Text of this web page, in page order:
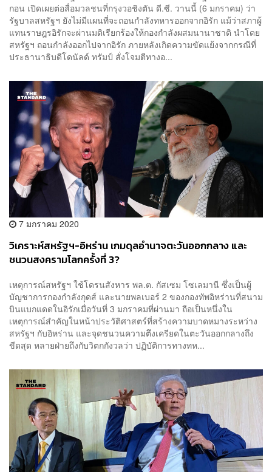
กอน เปิดเผยต่อสื่อมวลชนที่กรุงวอชิงตัน ดี.ซี. วานนี้ (6 มกราคม) ว่า
รัฐบาลสหรัฐฯ ยังไม่มีแผนที่จะถอนกำลังทหารออกจากอิรัก แม้ว่าสภาผู้
แทนราษฎรอิรักจะผ่านมติเรียกร้องให้กองกำลังผสมนานาชาติ นำโดย
สหรัฐฯ ถอนกำลังออกไปจากอิรัก ภายหลังเกิดความขัดแย้งจากกรณีที่
ประธานาธิบดีโดนัลด์ ทรัมป์ สั่งโจมตีทางอ...
7 มกราคม 2020
วิเคราะห์สหรัฐฯ-อิหร่าน เกมดุลอำนาจตะวันออกกลาง และ
ชนวนสงครามโลกครั้งที่ 3?
เหตุการณ์สหรัฐฯ ใช้โดรนสังหาร พล.ต. กัสเซม โซเลมานี ซึ่งเป็นผู้
บัญชาการกองกำลังกุดส์ และนายพลเบอร์ 2 ของกองทัพอิหร่านที่สนาม
บินแบกแดดในอิรักเมื่อวันที่ 3 มกราคมที่ผ่านมา ถือเป็นหนึ่งใน
เหตุการณ์สำคัญในหน้าประวัติศาสตร์ที่สร้างความบาดหมางระหว่าง
สหรัฐฯ กับอิหร่าน และจุดชนวนความตึงเครียดในตะวันออกกลางถึง
ขีดสุด หลายฝ่ายถึงกับวิตกกังวลว่า ปฏิบัติการทางทห...